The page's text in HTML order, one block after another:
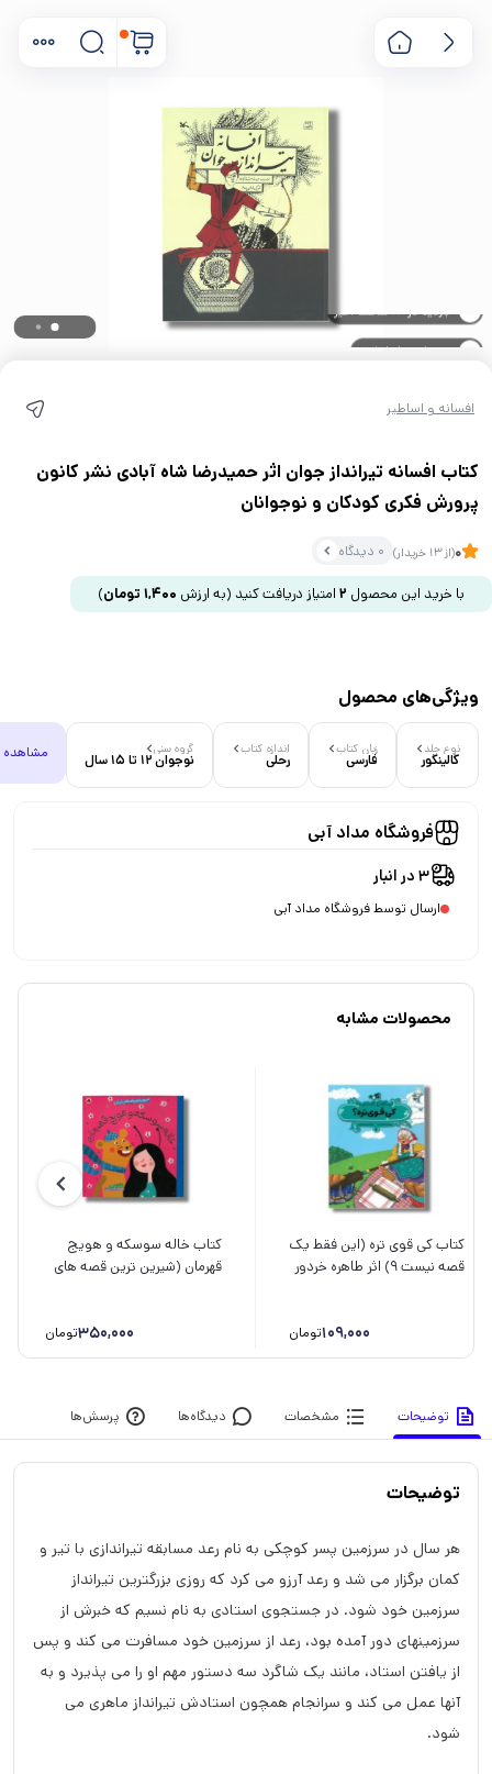
۰ خریدار در ۱ ماه اخیر
افسانه و اساطیر
کتاب افسانه تیرانداز جوان اثر حمیدرضا شاه آبادی نشر کانون
پرورش فکری کودکان و نوجوانان
0(از 13 خریدار) 0 دیدگاه
با خرید این محصول 2 امتیاز دریافت کنید (به ارزش 1,400 تومان)
ویژگی‌های محصول
نوع جلد
گالینگور
زبان کتاب
فارسی
اندازه کتاب
رحلی
گروه سنی
نوجوان 12 تا 15 سال
فروشگاه مداد آبی
3 در انبار
ارسال توسط فروشگاه مداد آبی
محصولات مشابه
کتاب کی قوی تره (این فقط یک
قصه نیست 9) اثر طاهره خردور
109,000تومان
کتاب خاله سوسکه و هویج
قهرمان (شیرین ترین قصه های
350,000تومان
توضیحات مشخصات دیدگاه‌ها پرسش‌ها
توضیحات
هر سال در سرزمین پسر کوچکی به نام رعد مسابقه تیراندازی با تیر و
کمان برگزار می شد و رعد آرزو می کرد که روزی بزرگترین تیرانداز
سرزمین خود شود. در جستجوی استادی به نام نسیم که خبرش از
سرزمینهای دور آمده بود، رعد از سرزمین خود مسافرت می کند و پس
از یافتن استاد، مانند یک شاگرد سه دستور مهم او را می پذیرد و به
آنها عمل می کند و سرانجام همچون استادش تیرانداز ماهری می
شود.